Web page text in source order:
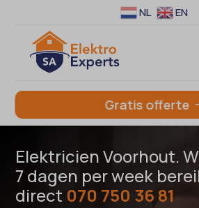
NL EN
Gratis offerte
Elektricien Voorhout.
7 dagen per week
direct 070 750 36 81